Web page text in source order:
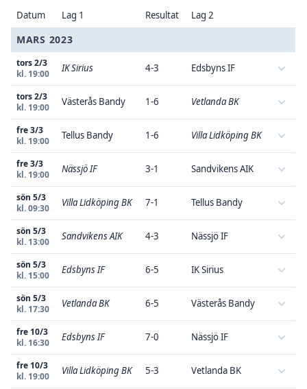
Datum Lag 1 Resultat Lag 2
MARS 2023
tors 2/3
kl. 19:00
IK Sirius 4-3 Edsbyns IF
tors 2/3
kl. 19:00
Västerås Bandy 1-6 Vetlanda BK
fre 3/3
kl. 19:00
Tellus Bandy 1-6 Villa Lidköping BK
fre 3/3
kl. 19:00
Nässjö IF 3-1 Sandvikens AIK
sön 5/3
kl. 09:30
Villa Lidköping BK 7-1 Tellus Bandy
sön 5/3
kl. 13:00
Sandvikens AIK 4-3 Nässjö IF
sön 5/3
kl. 15:00
Edsbyns IF 6-5 IK Sirius
sön 5/3
kl. 17:30
Vetlanda BK 6-5 Västerås Bandy
fre 10/3
kl. 16:30
Edsbyns IF 7-0 Nässjö IF
fre 10/3
kl. 19:00
Villa Lidköping BK 5-3 Vetlanda BK